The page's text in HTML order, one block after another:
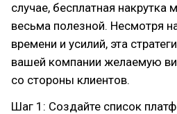
случае, бесплатная накрутка
весьма полезной. Несмотря
времени и усилий, эта
вашей компании желаемую
со стороны клиентов.
Шаг 1: Создайте список